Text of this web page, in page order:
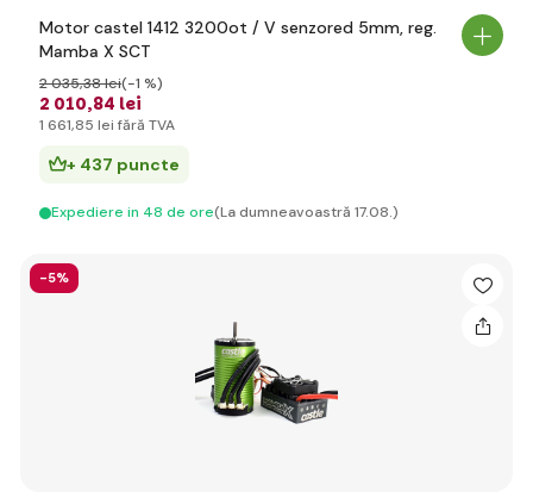
Motor castel 1412 3200ot / V senzored 5mm, reg.
Mamba X SCT
2 010,84 lei
2 035,38 lei(-1 %)
1 661,85 lei fără TVA
+ 437 puncte
Expediere in 48 de ore(La dumneavoastră 17.08.)
-5%